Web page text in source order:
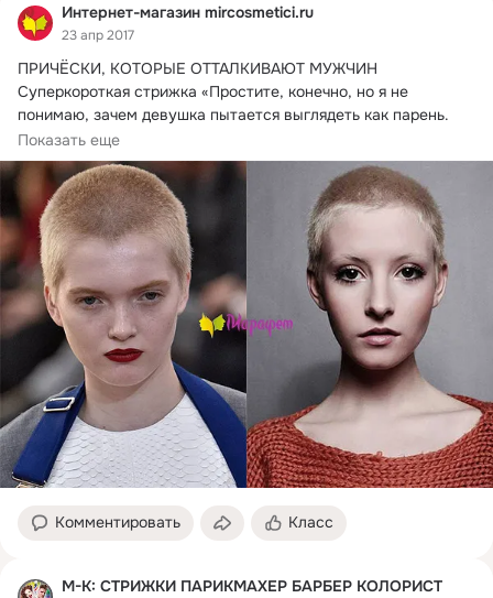
Интернет-магазин mircosmetici.ru
23 апр 2017
ПРИЧЁСКИ, КОТОРЫЕ ОТТАЛКИВАЮТ МУЖЧИН
Суперкороткая стрижка «Простите, конечно, но я не
понимаю, зачем девушка пытается выглядеть как парень.
Мне видится в этом что-то нездоровое».
Показать еще
Комментировать Класс
М-К: СТРИЖКИ ПАРИКМАХЕР БАРБЕР КОЛОРИСТ